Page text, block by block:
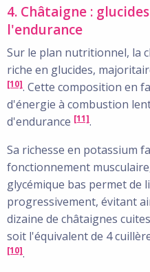
4. Châtaigne :
l'endurance
Sur le plan nutritionnel, la
riche en glucides,
[10]. Cette composition en
d'énergie à combustion
d'endurance [11].
Sa richesse en potassium
fonctionnement
glycémique bas permet de
progressivement, évitant
dizaine de châtaignes
soit l'équivalent de 4
[10].